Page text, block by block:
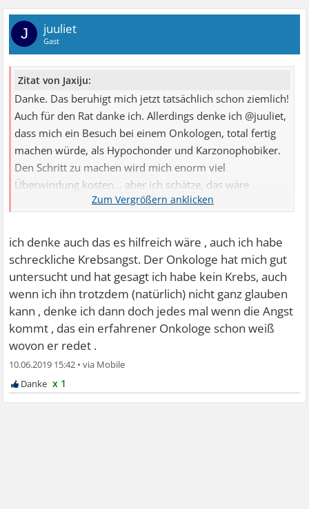
J juuliet
Gast
Zitat von Jaxiju:
Danke. Das beruhigt mich jetzt tatsächlich schon ziemlich!
Auch für den Rat danke ich. Allerdings denke ich @juuliet,
dass mich ein Besuch bei einem Onkologen, total fertig
machen würde, als Hypochonder und Karzonophobiker.
Den Schritt zu machen wird mich enorm viel
Überwindung kosten... aber ich schätze, das wäre
ich denke auch das es hilfreich wäre , auch ich habe
schreckliche Krebsangst. Der Onkologe hat mich gut
untersucht und hat gesagt ich habe kein Krebs, auch
wenn ich ihn trotzdem (natürlich) nicht ganz glauben
kann , denke ich dann doch jedes mal wenn die Angst
kommt , das ein erfahrener Onkologe schon weiß
wovon er redet .
10.06.2019 15:42 •
x 1